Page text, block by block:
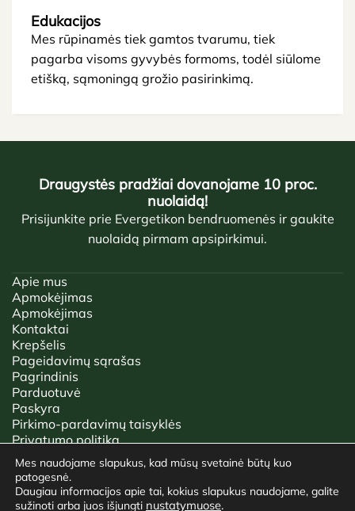
Edukacijos
Mes rūpinamės tiek gamtos tvarumu, tiek
pagarba visoms gyvybės formoms, todėl siūlome
etišką, sąmoningą grožio pasirinkimą.
Draugystės pradžiai dovanojame 10 proc.
nuolaidą!
Prisijunkite prie Evergetikon bendruomenės ir gaukite
nuolaidą pirmam apsipirkimui.
Apie mus
Apmokėjimas
Apmokėjimas
Kontaktai
Krepšelis
Pageidavimų sąrašas
Pagrindinis
Parduotuvė
Paskyra
Pirkimo-pardavimų taisyklės
Privatumo politika
Tinklaraštis
2026 © EVERGETIKON | VISOS TEISĖS SAUGOMOS.
Mes naudojame slapukus, kad mūsų svetainė būtų kuo
patogesnė.
Daugiau informacijos apie tai, kokius slapukus naudojame, galite
sužinoti arba juos išjungti nustatymuose.